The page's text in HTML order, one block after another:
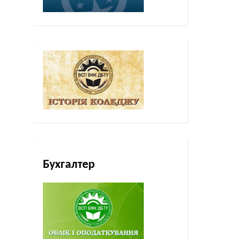
Бухгалтер